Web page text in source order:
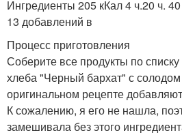
Ингредиенты 205 кКал 4 ч.20 ч.
13 добавлений в
Процесс приготовления
Соберите все продукты по
хлеба "Черный бархат" с солодом
оригинальном рецепте
К сожалению, я его не нашла,
замешивала без этого